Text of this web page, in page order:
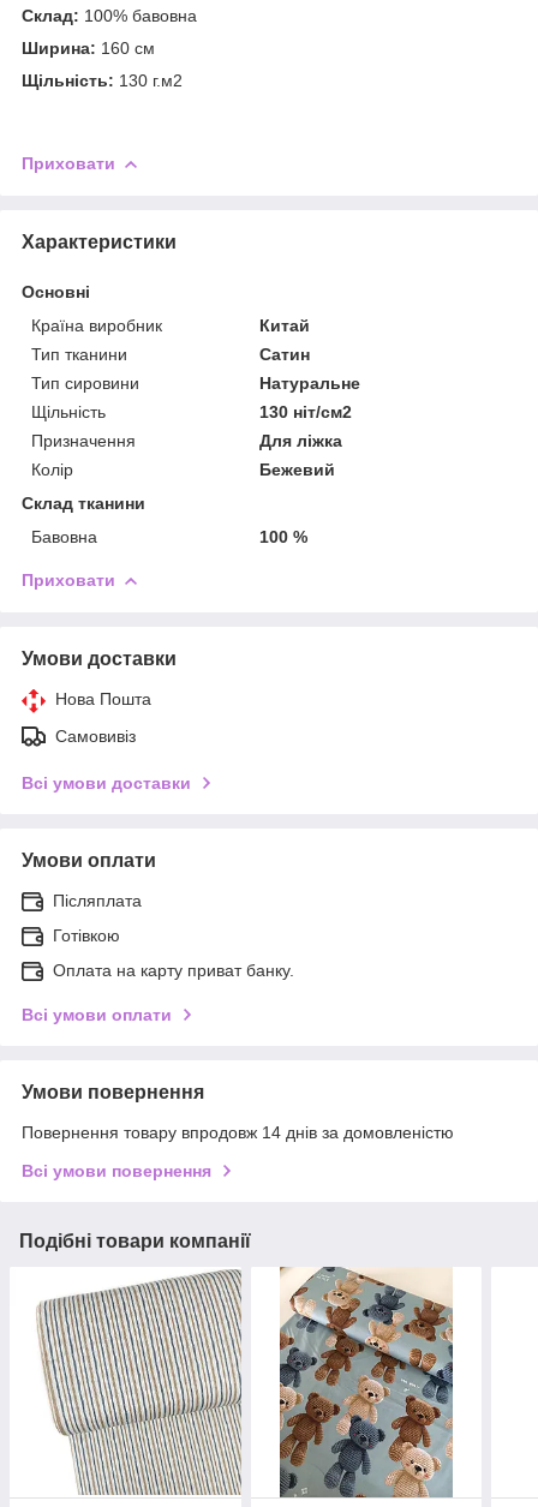
Склад: 100% бавовна
Ширина: 160 см
Щільність: 130 г.м2
Приховати
Характеристики
Основні
Країна виробник
Китай
Тип тканини
Сатин
Тип сировини
Натуральне
Щільність
130 ніт/см2
Призначення
Для ліжка
Колір
Бежевий
Склад тканини
Бавовна
100 %
Приховати
Умови доставки
Нова Пошта
Самовивіз
Всі умови доставки
Умови оплати
Післяплата
Готівкою
Оплата на карту приват банку.
Всі умови оплати
Умови повернення
Повернення товару впродовж 14 днів за домовленістю
Всі умови повернення
Подібні товари компанії